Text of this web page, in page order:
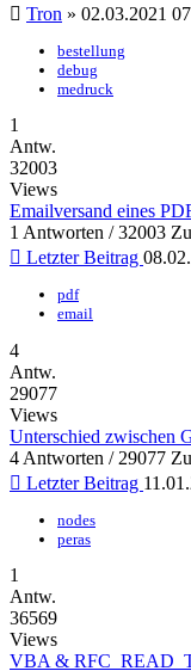
Tron » 02.03.2021
bestellung
debug
medruck
1
Antw.
32003
Views
Emailversand eines
1 Antworten / 32003
Letzter Beitrag
pdf
email
4
Antw.
29077
Views
Unterschied zwischen
4 Antworten / 29077
Letzter Beitrag
nodes
peras
1
Antw.
36569
Views
VBA &